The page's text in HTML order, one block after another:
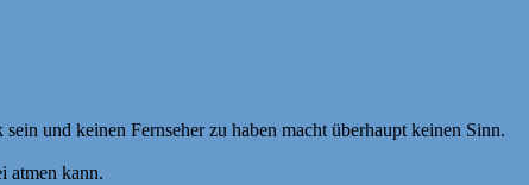
und keinen Fernseher zu haben macht überhaupt keinen Sinn.
atmen kann.